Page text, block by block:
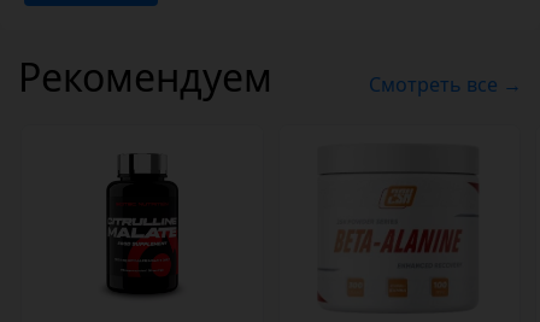
Рекомендуем Смотреть все →